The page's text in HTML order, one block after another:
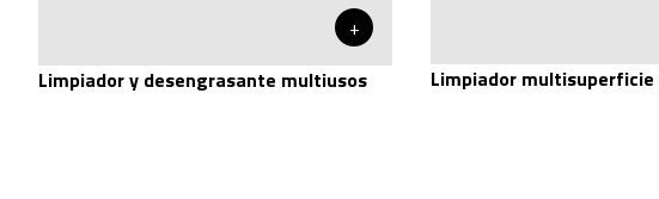
+
Limpiador y desengrasante multiusos
Limpiador